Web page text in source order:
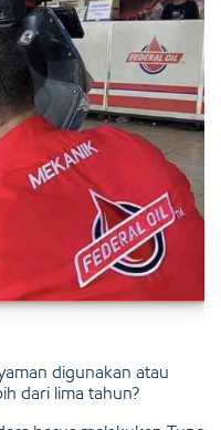
digunakan atau
dari lima tahun?